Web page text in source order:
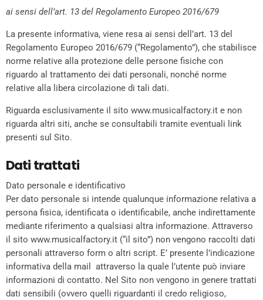
ai sensi dell’art. 13 del Regolamento Europeo 2016/679
La presente informativa, viene resa ai sensi dell’art. 13 del
Regolamento Europeo 2016/679 (“Regolamento”), che stabilisce
norme relative alla protezione delle persone fisiche con
riguardo al trattamento dei dati personali, nonché norme
relative alla libera circolazione di tali dati.
Riguarda esclusivamente il sito www.musicalfactory.it e non
riguarda altri siti, anche se consultabili tramite eventuali link
presenti sul Sito.
Dati trattati
Dato personale e identificativo
Per dato personale si intende qualunque informazione relativa a
persona fisica, identificata o identificabile, anche indirettamente
mediante riferimento a qualsiasi altra informazione. Attraverso
il sito www.musicalfactory.it (“il sito”) non vengono raccolti dati
personali attraverso form o altri script. E’ presente l’indicazione
informativa della mail attraverso la quale l’utente può inviare
informazioni di contatto. Nel Sito non vengono in genere trattati
dati sensibili (ovvero quelli riguardanti il credo religioso,